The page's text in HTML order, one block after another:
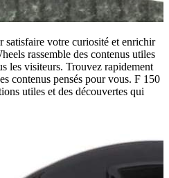
satisfaire votre curiosité et enrichir
rassemble des contenus utiles
les visiteurs. Trouvez rapidement
contenus pensés pour vous. F 150
utiles et des découvertes qui